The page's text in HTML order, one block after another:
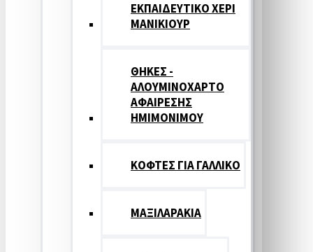
ΕΚΠΑΙΔΕΥΤΙΚΟ ΧΕΡΙ
ΜΑΝΙΚΙΟΥΡ
ΘΗΚΕΣ -
ΑΛΟΥΜΙΝΟΧΑΡΤΟ
ΑΦΑΙΡΕΣΗΣ
ΗΜΙΜΟΝΙΜΟΥ
ΚΟΦΤΕΣ ΓΙΑ ΓΑΛΛΙΚΟ
ΜΑΞΙΛΑΡΑΚΙΑ